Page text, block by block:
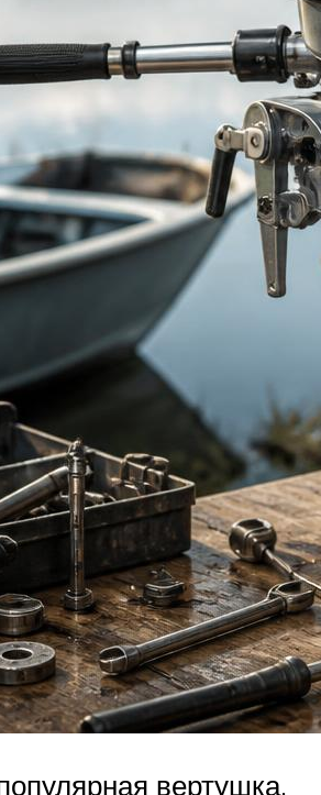
вертушка,